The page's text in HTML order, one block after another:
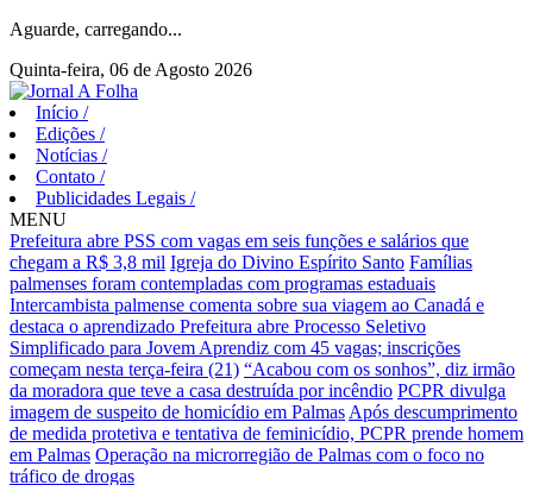
Aguarde, carregando...
Quinta-feira, 06 de Agosto 2026
Início /
Edições /
Notícias /
Contato /
Publicidades Legais /
MENU
Prefeitura abre PSS com vagas em seis funções e salários que
chegam a R$ 3,8 mil Igreja do Divino Espírito Santo Famílias
palmenses foram contempladas com programas estaduais
Intercambista palmense comenta sobre sua viagem ao Canadá e
destaca o aprendizado Prefeitura abre Processo Seletivo
Simplificado para Jovem Aprendiz com 45 vagas; inscrições
começam nesta terça-feira (21) “Acabou com os sonhos”, diz irmão
da moradora que teve a casa destruída por incêndio PCPR divulga
imagem de suspeito de homicídio em Palmas Após descumprimento
de medida protetiva e tentativa de feminicídio, PCPR prende homem
em Palmas Operação na microrregião de Palmas com o foco no
tráfico de drogas